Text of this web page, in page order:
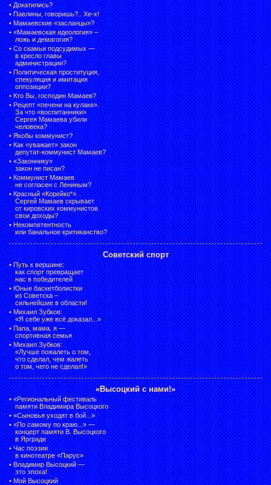
• Докатились?
• Павлины, говоришь?.. Хе-х!
• Мамаевские «засланцы»?
• «Мамаевская идеология» –
ложь и демагогия?
• Со скамьи подсудимых —
в кресло главы
администрации?
• Политическая проституция,
спекуляция и имитация
оппозиции?
• Кто Вы, господин Мамаев?
• Рецепт «печени на кулаке».
За что «воспитанники»
Сергея Мамаева убили
человека?
• Якобы коммунист?
• Как «уважает» закон
депутат-коммунист Мамаев?
• «Законнику»
закон не писан?
• Коммунист Мамаев
не согласен с Лениным?
• Красный «Корейко*».
Сергей Мамаев скрывает
от кировских коммунистов
свои доходы?
• Некомпетентность
или банальное критиканство?
Советский спорт
• Путь к вершине:
как спорт превращает
нас в победителей
• Юные баскетболистки
из Советска –
сильнейшие в области!
• Михаил Зубков:
«Я себе уже всё доказал...»
• Папа, мама, я —
спортивная семья
• Михаил Зубков:
«Лучше пожалеть о том,
что сделал, чем жалеть
о том, чего не сделал!»
«Высоцкий с нами!»
• «Региональный фестиваль
памяти Владимира Высоцкого
• «Сыновья уходят в бой...»
• «По самому по краю...» —
концерт памяти В. Высоцкого
в Ярграде
• Час поэзии
в кинотеатре «Парус»
• Владимир Высоцкий —
это эпоха!
• Мой Высоцкий